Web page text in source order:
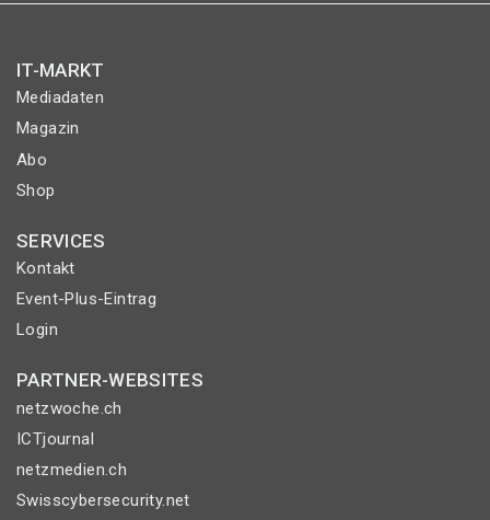
IT-MARKT
Mediadaten
Magazin
Abo
Shop
SERVICES
Kontakt
Event-Plus-Eintrag
Login
PARTNER-WEBSITES
netzwoche.ch
ICTjournal
netzmedien.ch
Swisscybersecurity.net